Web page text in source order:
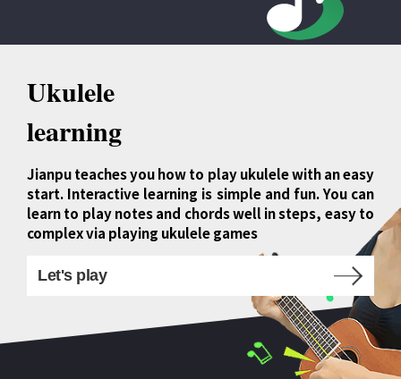
Ukulele
learning
Jianpu teaches you how to play ukulele with an easy
start. Interactive learning is simple and fun. You can
learn to play notes and chords well in steps, easy to
complex via playing ukulele games
Let's play